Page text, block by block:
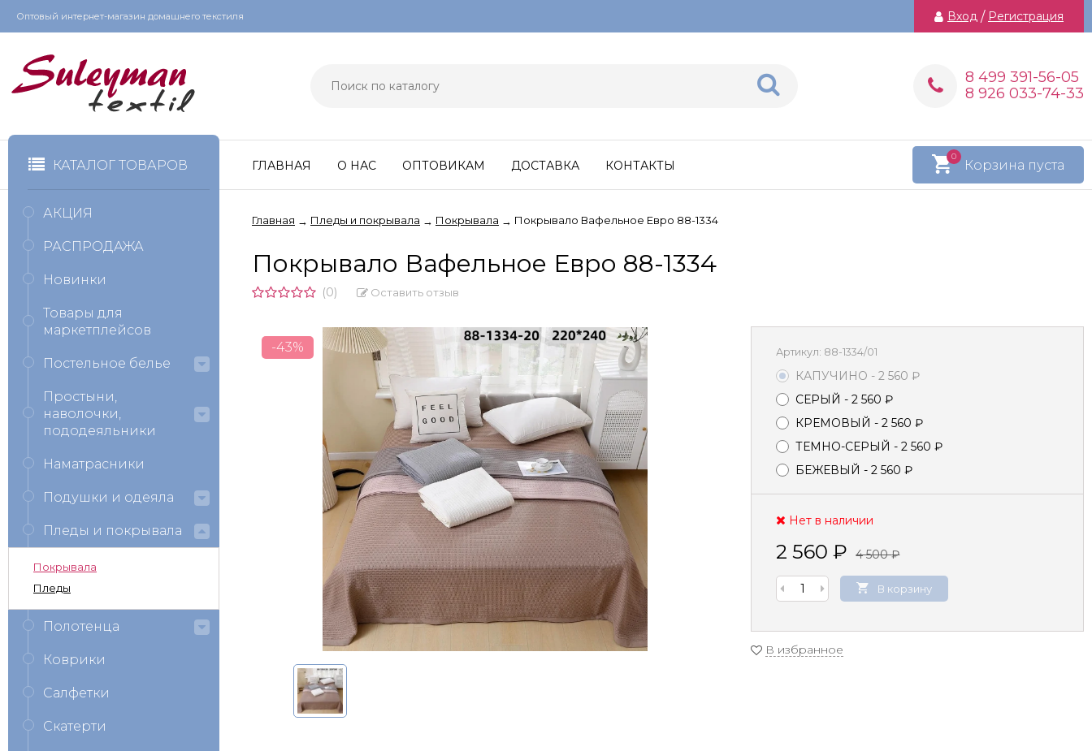
Оптовый интернет-магазин домашнего текстиля Вход / Регистрация
8 499 391-56-05
8 926 033-74-33
КАТАЛОГ ТОВАРОВ Корзина пуста
0
ГЛАВНАЯ О НАС ОПТОВИКАМ ДОСТАВКА КОНТАКТЫ
Главная → Пледы и покрывала → Покрывала → Покрывало Вафельное Евро 88-1334
Покрывало Вафельное Евро 88-1334
(0) Оставить отзыв
-43% Артикул: 88-1334/01
КАПУЧИНО - 2 560₽
СЕРЫЙ - 2 560₽
КРЕМОВЫЙ - 2 560₽
ТЕМНО-СЕРЫЙ - 2 560₽
БЕЖЕВЫЙ - 2 560₽
Нет в наличии
2 560₽ 4 500₽
В корзину
В избранное
АКЦИЯ
РАСПРОДАЖА
Новинки
Товары для
маркетплейсов
Постельное белье
Простыни,
наволочки,
пододеяльники
Наматрасники
Подушки и одеяла
Пледы и покрывала
Покрывала
Пледы
Полотенца
Коврики
Салфетки
Скатерти